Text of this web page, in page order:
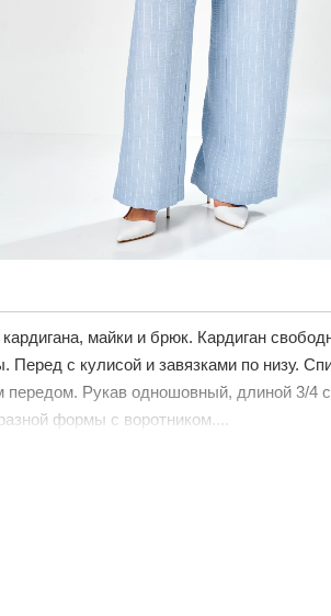
майки и брюк. Кардиган
Перед с кулисой и завязками по низу.
Рукав одношовный, длиной 3/4
формы с воротником....